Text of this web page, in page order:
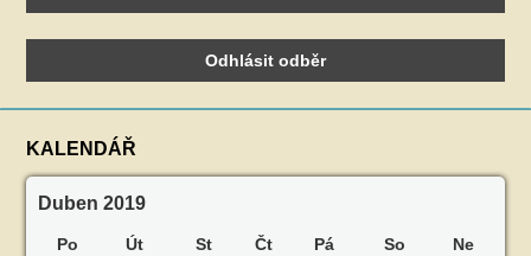
KALENDÁŘ
Duben 2019
Po Út St Čt Pá So
Ne